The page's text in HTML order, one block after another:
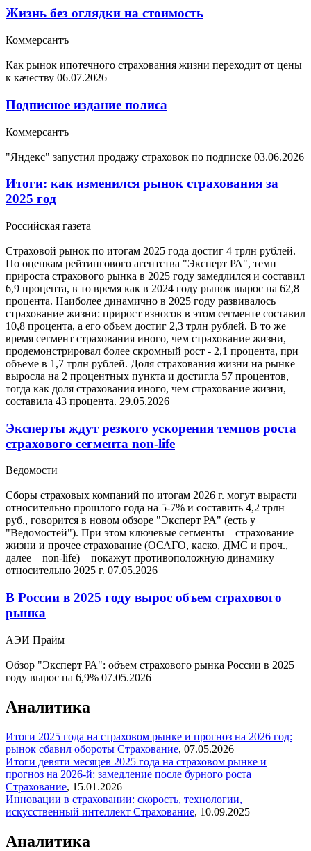
Жизнь без оглядки на стоимость
Коммерсантъ
Как рынок ипотечного страхования жизни переходит от цены
к качеству 06.07.2026
Подписное издание полиса
Коммерсантъ
"Яндекс" запустил продажу страховок по подписке 03.06.2026
Итоги: как изменился рынок страхования за
2025 год
Российская газета
Страховой рынок по итогам 2025 года достиг 4 трлн рублей.
По оценкам рейтингового агентства "Эксперт РА", темп
прироста страхового рынка в 2025 году замедлился и составил
6,9 процента, в то время как в 2024 году рынок вырос на 62,8
процента. Наиболее динамично в 2025 году развивалось
страхование жизни: прирост взносов в этом сегменте составил
10,8 процента, а его объем достиг 2,3 трлн рублей. В то же
время сегмент страхования иного, чем страхование жизни,
продемонстрировал более скромный рост - 2,1 процента, при
объеме в 1,7 трлн рублей. Доля страхования жизни на рынке
выросла на 2 процентных пункта и достигла 57 процентов,
тогда как доля страхования иного, чем страхование жизни,
составила 43 процента. 29.05.2026
Эксперты ждут резкого ускорения темпов роста
страхового сегмента non-life
Ведомости
Сборы страховых компаний по итогам 2026 г. могут вырасти
относительно прошлого года на 5-7% и составить 4,2 трлн
руб., говорится в новом обзоре "Эксперт РА" (есть у
"Ведомостей"). При этом ключевые сегменты – страхование
жизни и прочее страхование (ОСАГО, каско, ДМС и проч.,
далее – non-life) – покажут противоположную динамику
относительно 2025 г. 07.05.2026
В России в 2025 году вырос объем страхового
рынка
АЭИ Прайм
Обзор "Эксперт РА": объем страхового рынка России в 2025
году вырос на 6,9% 07.05.2026
Аналитика
Итоги 2025 года на страховом рынке и прогноз на 2026 год:
рынок сбавил обороты Страхование, 07.05.2026
Итоги девяти месяцев 2025 года на страховом рынке и
прогноз на 2026-й: замедление после бурного роста
Страхование, 15.01.2026
Инновации в страховании: скорость, технологии,
искусственный интеллект Страхование, 10.09.2025
Аналитика